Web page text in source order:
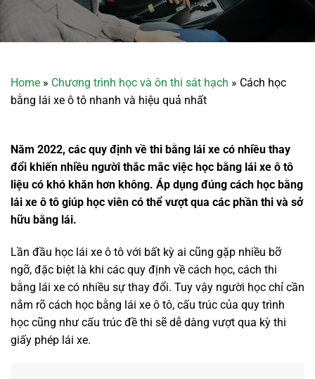
Home » Chương trình học và ôn thi sát hạch » Cách học
bằng lái xe ô tô nhanh và hiệu quả nhất
Năm 2022, các quy định về thi bằng lái xe có nhiều thay
đổi khiến nhiều người thắc mắc việc học bằng lái xe ô tô
liệu có khó khăn hơn không. Áp dụng đúng cách học bằng
lái xe ô tô giúp học viên có thể vượt qua các phần thi và sở
hữu bằng lái.
Lần đầu học lái xe ô tô với bất kỳ ai cũng gặp nhiều bỡ
ngỡ, đặc biệt là khi các quy định về cách học, cách thi
bằng lái xe có nhiều sự thay đổi. Tuy vậy người học chỉ cần
nắm rõ cách học bằng lái xe ô tô, cấu trúc của quy trình
học cũng như cấu trúc đề thi sẽ dễ dàng vượt qua kỳ thi
giấy phép lái xe.